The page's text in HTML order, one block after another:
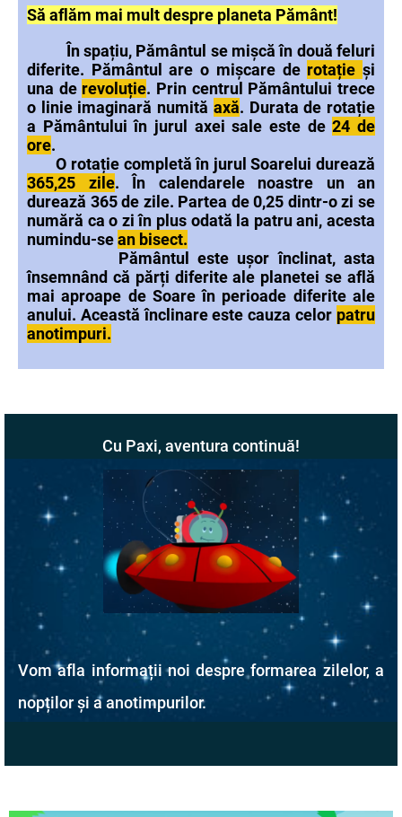
Să aflăm mai mult despre planeta Pământ!
În spațiu, Pământul se mișcă în două feluri
diferite. Pământul are o mișcare de rotațieși
una de revoluție. Prin centrul Pământului trece
o linie imaginară numită axă. Durata de rotație
a Pământului în jurul axei sale este de24 de
ore.
O rotație completă în jurul Soarelui durează
365,25 zile. În calendarele noastre un an
durează 365 de zile. Partea de 0,25 dintr-o zi se
numără ca o zi în plus odată la patru ani, acesta
numindu-sean bisect.
Pământul este ușor înclinat, asta
însemnând că părți diferite ale planetei se află
mai aproape de Soare în perioade diferite ale
anului. Această înclinare este cauza celor patru
anotimpuri.
Cu Paxi, aventura continuă!
Vom afla informații noi despre formarea zilelor, a
nopților și a anotimpurilor.